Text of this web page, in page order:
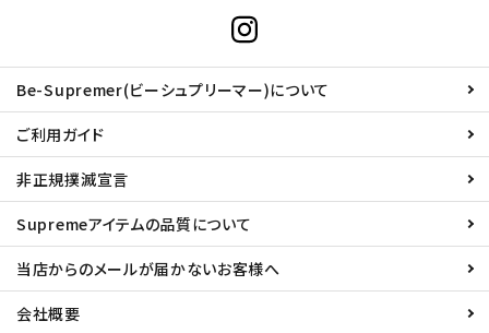
Be-Supremer(ビーシュプリーマー)について
ご利用ガイド
非正規撲滅宣言
Supremeアイテムの品質について
当店からのメールが届かないお客様へ
会社概要